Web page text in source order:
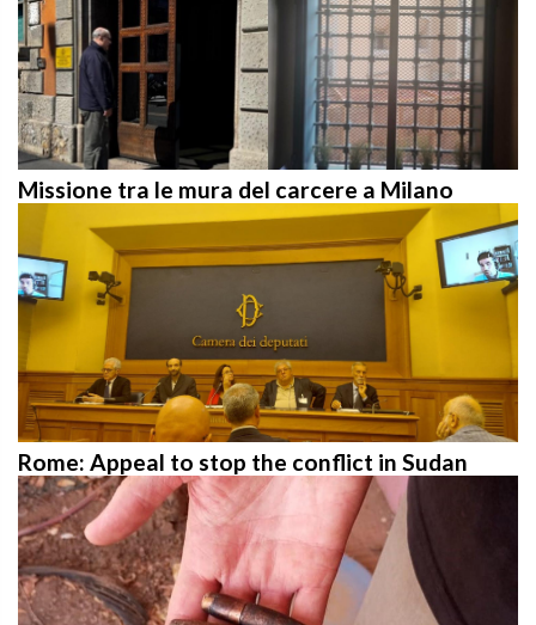
Missione tra le mura del carcere a Milano
Rome: Appeal to stop the conflict in Sudan